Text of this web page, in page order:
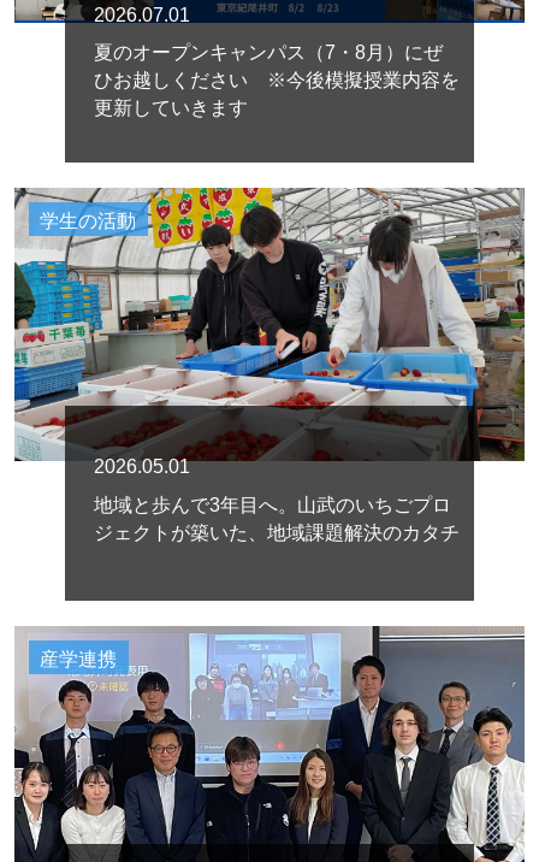
2026.07.01
夏のオープンキャンパス（7・8月）にぜ
ひお越しください ※今後模擬授業内容を
更新していきます
学生の活動
2026.05.01
地域と歩んで3年目へ。山武のいちごプロ
ジェクトが築いた、地域課題解決のカタチ
産学連携